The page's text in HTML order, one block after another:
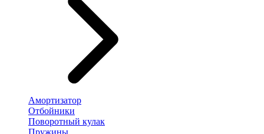
Амортизатор
Отбойники
Поворотный кулак